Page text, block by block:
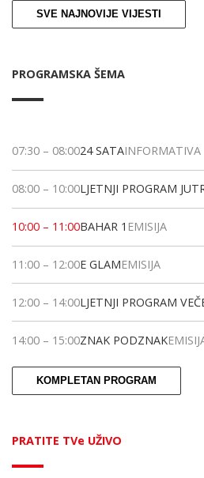
SVE NAJNOVIJE VIJESTI
PROGRAMSKA ŠEMA
07:30 – 08:0024 SATAINFORMATIVA
08:00 – 10:00LJETNJI PROGRAM
10:00 – 11:00BAHAR 1 EMISIJA
11:00 – 12:00E GLAMEMISIJA
12:00 – 14:00LJETNJI PROGRAM
14:00 – 15:00ZNAK PODZNAK
KOMPLETAN PROGRAM
PRATITE TVe UŽIVO